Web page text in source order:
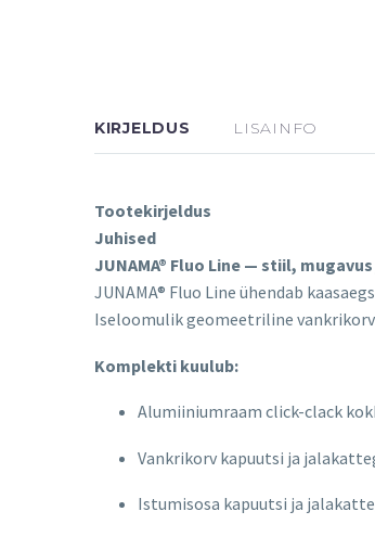
KIRJELDUS LISAINFO
Tootekirjeldus
Juhised
JUNAMA® Fluo Line — stiil,
JUNAMA® Fluo Line ühendab
Iseloomulik geomeetriline
Komplekti kuulub:
Alumiiniumraam click-clack
Vankrikorv kapuutsi ja
Istumisosa kapuutsi ja